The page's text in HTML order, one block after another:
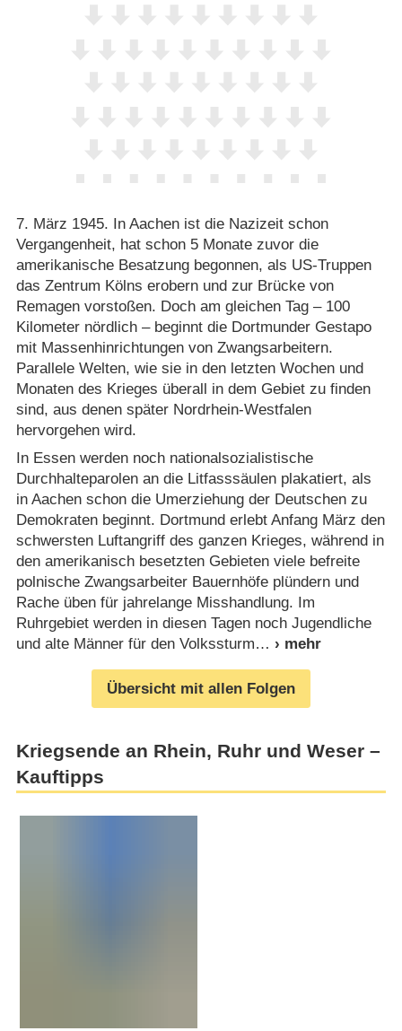
7. März 1945. In Aachen ist die Nazizeit schon
Vergangenheit, hat schon 5 Monate zuvor die
amerikanische Besatzung begonnen, als US-Truppen
das Zentrum Kölns erobern und zur Brücke von
Remagen vorstoßen. Doch am gleichen Tag – 100
Kilometer nördlich – beginnt die Dortmunder Gestapo
mit Massenhinrichtungen von Zwangsarbeitern.
Parallele Welten, wie sie in den letzten Wochen und
Monaten des Krieges überall in dem Gebiet zu finden
sind, aus denen später Nordrhein-Westfalen
hervorgehen wird.
In Essen werden noch nationalsozialistische
Durchhalteparolen an die Litfasssäulen plakatiert, als
in Aachen schon die Umerziehung der Deutschen zu
Demokraten beginnt. Dortmund erlebt Anfang März den
schwersten Luftangriff des ganzen Krieges, während in
den amerikanisch besetzten Gebieten viele befreite
polnische Zwangsarbeiter Bauernhöfe plündern und
Rache üben für jahrelange Misshandlung. Im
Ruhrgebiet werden in diesen Tagen noch Jugendliche
und alte Männer für den Volkssturm
Übersicht mit allen Folgen
Kriegsende an Rhein, Ruhr und Weser –
Kauftipps